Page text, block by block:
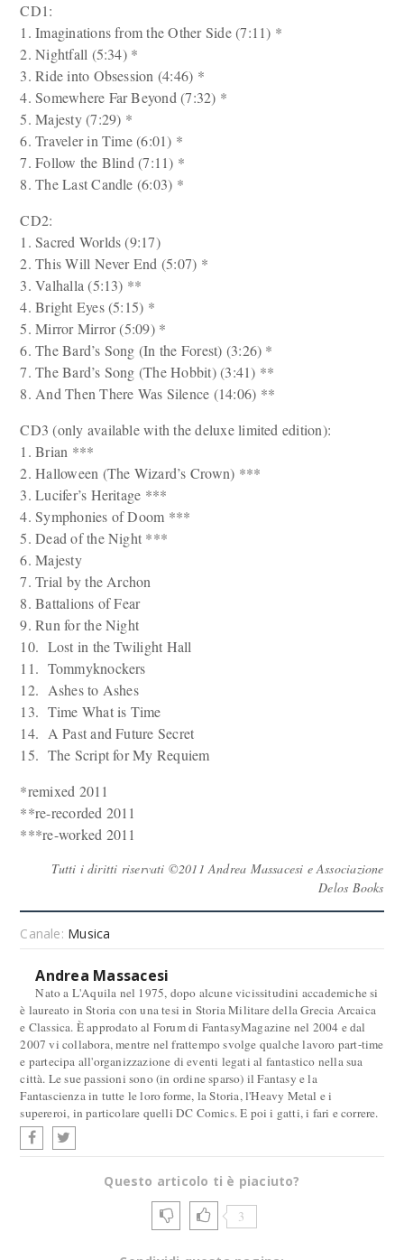
CD1:
1. Imaginations from the Other Side (7:11) *
2. Nightfall (5:34) *
3. Ride into Obsession (4:46) *
4. Somewhere Far Beyond (7:32) *
5. Majesty (7:29) *
6. Traveler in Time (6:01) *
7. Follow the Blind (7:11) *
8. The Last Candle (6:03) *
CD2:
1. Sacred Worlds (9:17)
2. This Will Never End (5:07) *
3. Valhalla (5:13) **
4. Bright Eyes (5:15) *
5. Mirror Mirror (5:09) *
6. The Bard’s Song (In the Forest) (3:26) *
7. The Bard’s Song (The Hobbit) (3:41) **
8. And Then There Was Silence (14:06) **
CD3 (only available with the deluxe limited edition):
1. Brian ***
2. Halloween (The Wizard’s Crown) ***
3. Lucifer’s Heritage ***
4. Symphonies of Doom ***
5. Dead of the Night ***
6. Majesty
7. Trial by the Archon
8. Battalions of Fear
9. Run for the Night
10. Lost in the Twilight Hall
11. Tommyknockers
12. Ashes to Ashes
13. Time What is Time
14. A Past and Future Secret
15. The Script for My Requiem
*remixed 2011
**re-recorded 2011
***re-worked 2011
Tutti i diritti riservati ©2011 Andrea Massacesi e Associazione
Delos Books
Canale: Musica
Andrea Massacesi
Nato a L'Aquila nel 1975, dopo alcune vicissitudini accademiche si
è laureato in Storia con una tesi in Storia Militare della Grecia Arcaica
e Classica. È approdato al Forum di FantasyMagazine nel 2004 e dal
2007 vi collabora, mentre nel frattempo svolge qualche lavoro part-time
e partecipa all'organizzazione di eventi legati al fantastico nella sua
città. Le sue passioni sono (in ordine sparso) il Fantasy e la
Fantascienza in tutte le loro forme, la Storia, l'Heavy Metal e i
supereroi, in particolare quelli DC Comics. E poi i gatti, i fari e correre.
Questo articolo ti è piaciuto?
3